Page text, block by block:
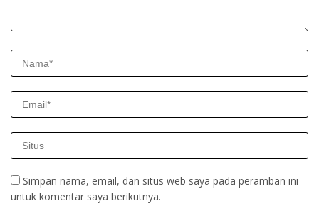
Simpan nama, email, dan situs web saya pada peramban ini
untuk komentar saya berikutnya.